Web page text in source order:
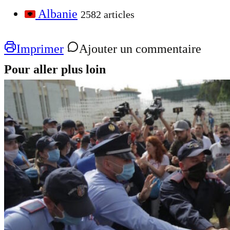
Albanie 2582 articles
Imprimer
Ajouter un commentaire
Pour aller plus loin